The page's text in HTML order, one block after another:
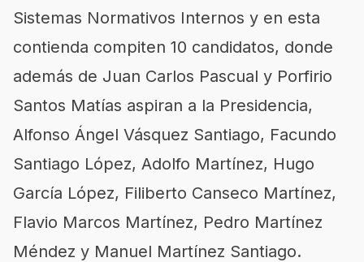
Sistemas Normativos Internos y en esta
contienda compiten 10 candidatos, donde
además de Juan Carlos Pascual y Porfirio
Santos Matías aspiran a la Presidencia,
Alfonso Ángel Vásquez Santiago, Facundo
Santiago López, Adolfo Martínez, Hugo
García López, Filiberto Canseco Martínez,
Flavio Marcos Martínez, Pedro Martínez
Méndez y Manuel Martínez Santiago.